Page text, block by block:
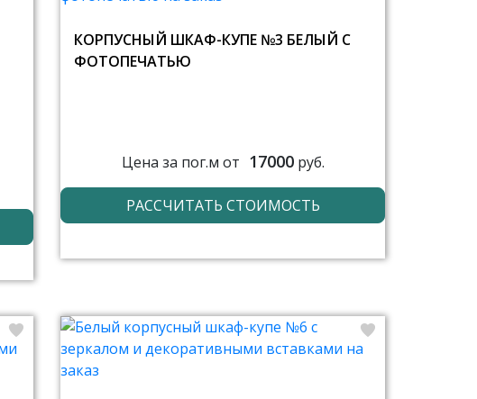
КОРПУСНЫЙ ШКАФ-КУПЕ №3 БЕЛЫЙ С
ФОТОПЕЧАТЬЮ
Цена за пог.м от 17000руб.
РАССЧИТАТЬ СТОИМОСТЬ